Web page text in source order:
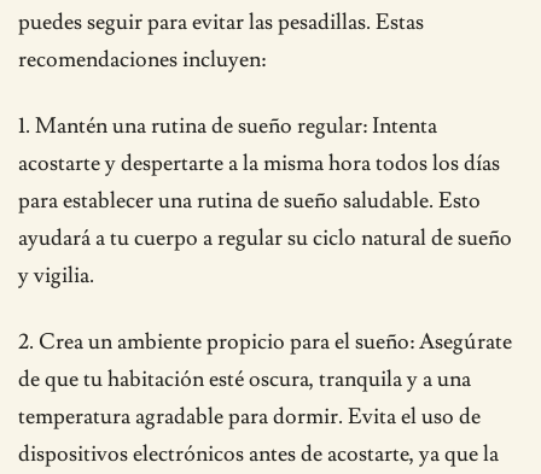
puedes seguir para evitar las pesadillas. Estas
recomendaciones incluyen:
1. Mantén una rutina de sueño regular: Intenta
acostarte y despertarte a la misma hora todos los días
para establecer una rutina de sueño saludable. Esto
ayudará a tu cuerpo a regular su ciclo natural de sueño
y vigilia.
2. Crea un ambiente propicio para el sueño: Asegúrate
de que tu habitación esté oscura, tranquila y a una
temperatura agradable para dormir. Evita el uso de
dispositivos electrónicos antes de acostarte, ya que la